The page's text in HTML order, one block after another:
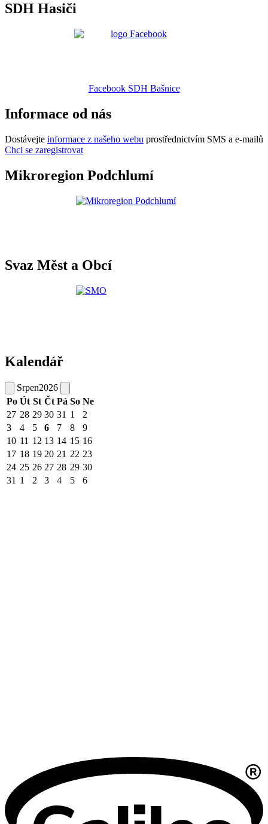
SDH Hasiči
Facebook SDH Bašnice
Informace od nás
Dostávejte informace z našeho webu prostřednictvím SMS a e-mailů
Chci se zaregistrovat
Mikroregion Podchlumí
Svaz Měst a Obcí
Kalendář
Srpen2026
Po Út St Čt Pá So Ne
27 28 29 30 31 1
2
3
4 5 6 7 8
9
10 11 12 13 14 15 16
17 18 19 20 21 22 23
24 25 26 27 28 29 30
31 1 2 3 4 5 6